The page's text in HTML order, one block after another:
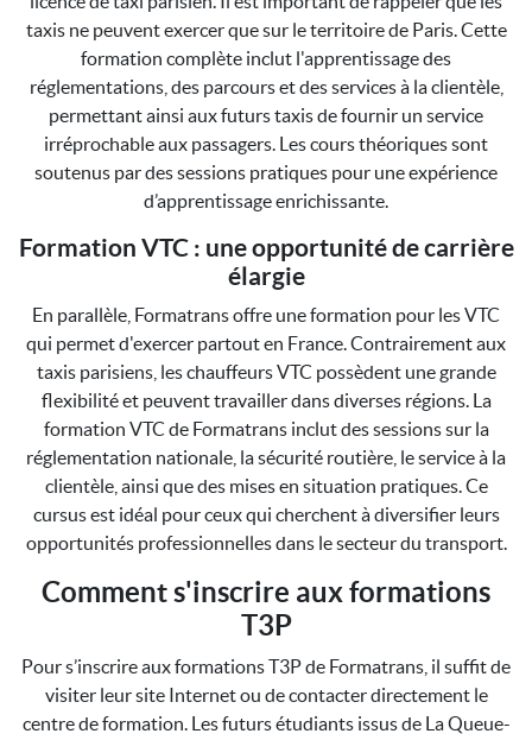
taxis ne peuvent exercer que sur le territoire de Paris. Cette
formation complète inclut l'apprentissage des
réglementations, des parcours et des services à la clientèle,
permettant ainsi aux futurs taxis de fournir un service
irréprochable aux passagers. Les cours théoriques sont
soutenus par des sessions pratiques pour une expérience
d’apprentissage enrichissante.
Formation VTC : une opportunité de carrière
élargie
En parallèle, Formatrans offre une formation pour les VTC
qui permet d'exercer partout en France. Contrairement aux
taxis parisiens, les chauffeurs VTC possèdent une grande
flexibilité et peuvent travailler dans diverses régions. La
formation VTC de Formatrans inclut des sessions sur la
réglementation nationale, la sécurité routière, le service à la
clientèle, ainsi que des mises en situation pratiques. Ce
cursus est idéal pour ceux qui cherchent à diversifier leurs
opportunités professionnelles dans le secteur du transport.
Comment s'inscrire aux formations
T3P
Pour s’inscrire aux formations T3P de Formatrans, il suffit de
visiter leur site Internet ou de contacter directement le
centre de formation. Les futurs étudiants issus de La Queue-